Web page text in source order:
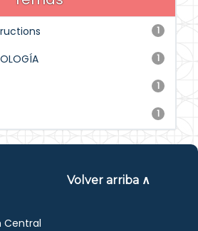
1
1
1
1
Volver arriba ∧
Central